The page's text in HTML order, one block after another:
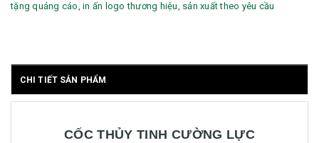
tặng quảng cáo, in ấn logo thương hiệu, sản xuất theo yêu cầu
CHI TIẾT SẢN PHẨM
CỐC THỦY TINH CƯỜNG LỰC